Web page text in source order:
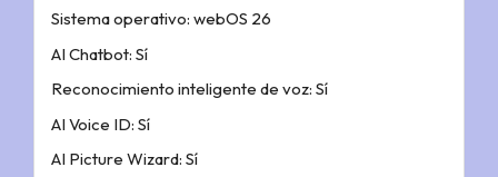
Sistema operativo: webOS 26
AI Chatbot: Sí
Reconocimiento inteligente de voz: Sí
AI Voice ID: Sí
AI Picture Wizard: Sí